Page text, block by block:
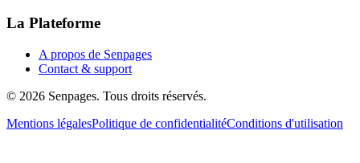
La Plateforme
A propos de Senpages
Contact & support
© 2026 Senpages. Tous droits réservés.
Mentions légalesPolitique de confidentialitéConditions d'utilisation